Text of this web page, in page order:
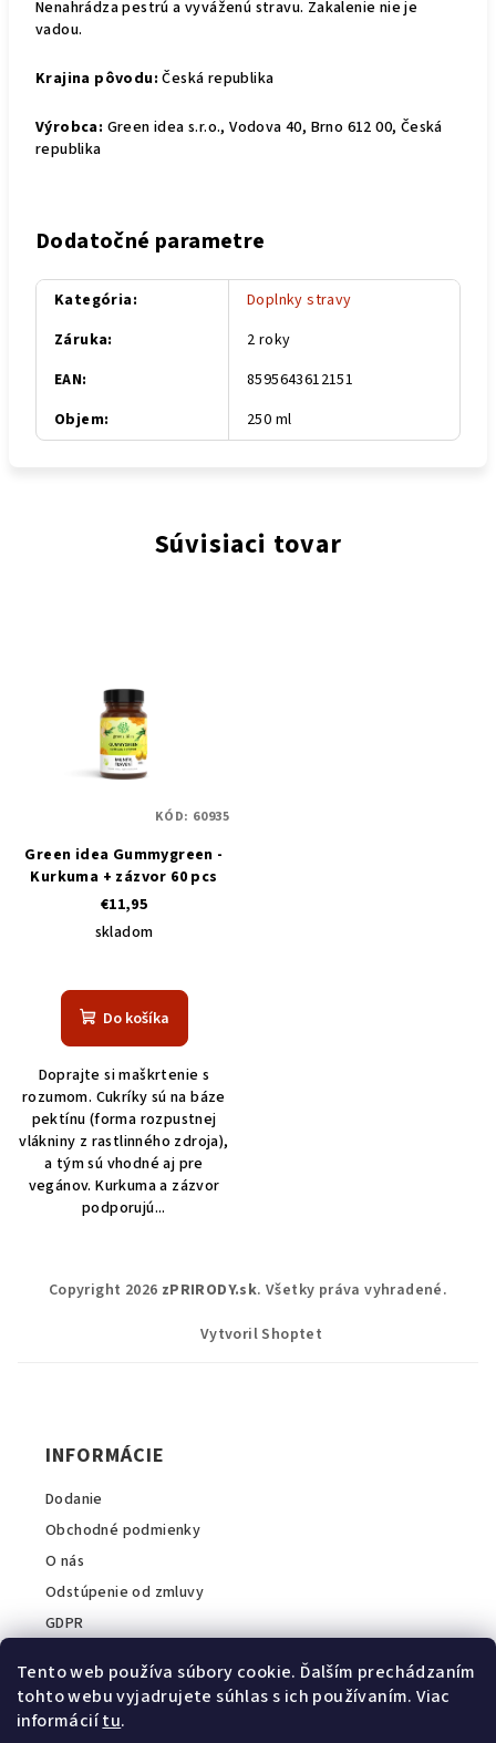
Tento web používa súbory cookie. Ďalším prechádzaním
tohto webu vyjadrujete súhlas s ich používaním. Viac
informáciítu.
Nenahrádza pestrú a vyváženú stravu. Zakalenie nie je
vadou.
Krajina pôvodu: Česká republika
Výrobca: Green idea s.r.o., Vodova 40, Brno 612 00, Česká
republika
Dodatočné parametre
Kategória:
Doplnky stravy
Záruka:
2 roky
EAN:
8595643612151
Objem: 250 ml
Súvisiaci tovar
Green idea Gummygreen -
Kurkuma + zázvor 60 pcs
€11,95
skladom
Do košíka
Doprajte si maškrtenie s
rozumom. Cukríky sú na báze
pektínu (forma rozpustnej
vlákniny z rastlinného zdroja),
a tým sú vhodné aj pre
vegánov. Kurkuma a zázvor
podporujú...
KÓD: 60935
Copyright 2026 zPRIRODY.sk. Všetky práva vyhradené.
Vytvoril Shoptet
INFORMÁCIE
Dodanie
Obchodné podmienky
O nás
Odstúpenie od zmluvy
GDPR
INFORMÁCIE O E-SHOPE